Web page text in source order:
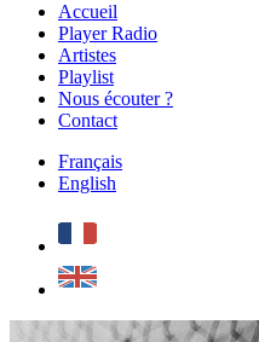
Accueil
Player Radio
Artistes
Playlist
Nous écouter ?
Contact
Français
English